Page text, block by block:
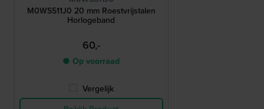
M0WS511J0 20 mm Roestvrijstalen
Horlogeband
60,-
● Op voorraad
Vergelijk